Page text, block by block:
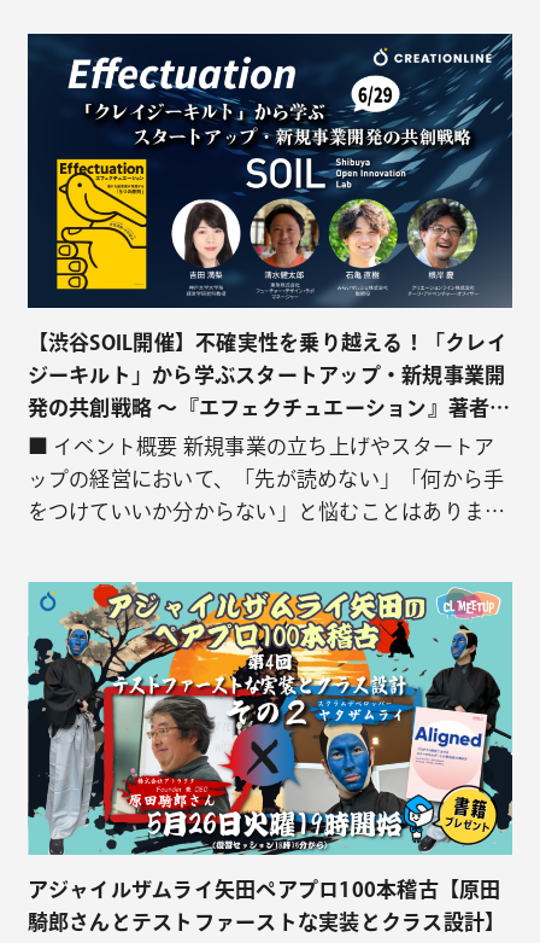
日は台風が関東地方に接近、大荒れの天気が予想さ
れております。つきましては、参加者の皆様の安全
を最優先に…
【渋谷SOIL開催】不確実性を乗り越える！「クレイ
ジーキルト」から学ぶスタートアップ・新規事業開
発の共創戦略 ～『エフェクチュエーション』著者
吉田満梨氏と紐解く、パートナー獲得の裏側～
■ イベント概要 ​新規事業の立ち上げやスタートア
ップの経営において、「先が読めない」「何から手
をつけていいか分からない」と悩むことはありませ
ョン(※1)」に着目します。中でも、最も難易度が高
く実践的な「クレイジーキルト（パートナー共創）
の原則」を中心に深堀りを行…
アジャイルザムライ矢田ペアプロ100本稽古【原田
騎郎さんとテストファーストな実装とクラス設計】